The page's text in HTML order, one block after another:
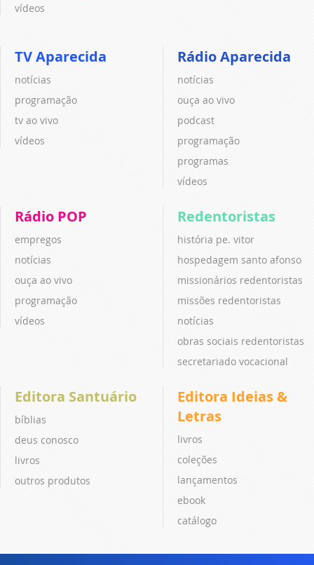
vídeos
TV Aparecida
notícias
programação
tv ao vivo
vídeos
Rádio Aparecida
notícias
ouça ao vivo
podcast
programação
programas
vídeos
Rádio POP
empregos
notícias
ouça ao vivo
programação
vídeos
Redentoristas
história pe. vitor
hospedagem santo afonso
missionários redentoristas
missões redentoristas
notícias
obras sociais redentoristas
secretariado vocacional
Editora Santuário
bíblias
deus conosco
livros
outros produtos
Editora Ideias &
Letras
livros
coleções
lançamentos
ebook
catálogo